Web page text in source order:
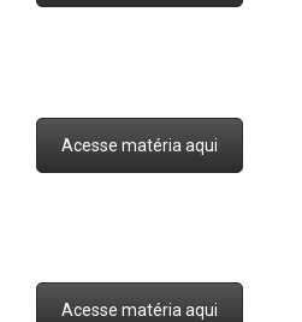
Acesse matéria aqui
Acesse matéria aqui